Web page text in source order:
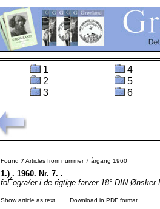
1
2
3
4
5
6
Found 7Articles from nummer 7 årgang 1960
1.) . 1960. Nr. 7. .
foÉogra/er i de rigtige farver 18° DIN Ønsker
Show article as text Download in PDF format